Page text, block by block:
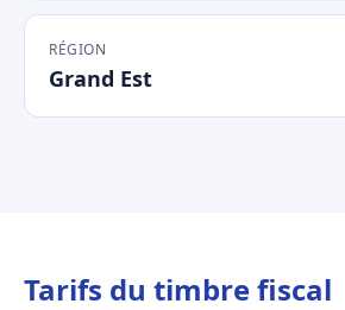
RÉGION
Grand Est
Tarifs du timbre fiscal